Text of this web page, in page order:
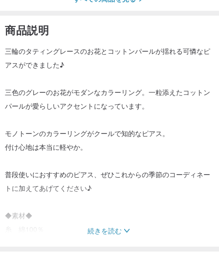
商品説明
三輪のタティングレースのお花とコットンパールが揺れる可憐なピ
アスができました♪
三色のグレーのお花がモダンなカラーリング。一粒添えたコットン
パールが愛らしいアクセントになっています。
モノトーンのカラーリングがクールで知的なピアス。
付け心地は本当に軽やか。
普段使いにおすすめのピアス、ぜひこれからの季節のコーディネー
トに加えてあげてください♪
◆素材◆
続きを読む